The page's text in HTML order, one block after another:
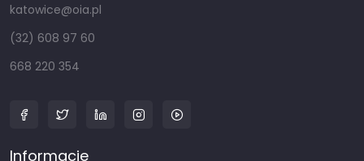
katowice@oia.pl
(32) 608 97 60
668 220 354
Informacje